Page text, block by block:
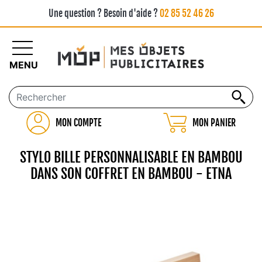
Une question ? Besoin d'aide ?02 85 52 46 26
MON COMPTE MON PANIER
MENU
STYLO BILLE PERSONNALISABLE EN BAMBOU
DANS SON COFFRET EN BAMBOU - ETNA